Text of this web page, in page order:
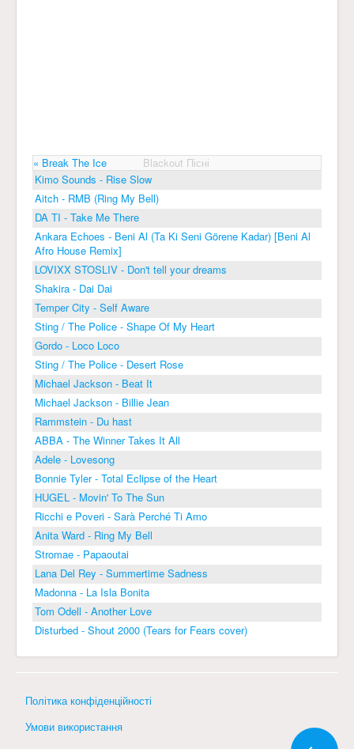
« Break The Ice
Blackout Пісні
Kimo Sounds - Rise Slow
Aitch - RMB (Ring My Bell)
DA TI - Take Me There
Ankara Echoes - Beni Al (Ta Ki Seni Görene Kadar) [Beni Al
Afro House Remix]
LOVIXX STOSLIV - Don't tell your dreams
Shakira - Dai Dai
Temper City - Self Aware
Sting / The Police - Shape Of My Heart
Gordo - Loco Loco
Sting / The Police - Desert Rose
Michael Jackson - Beat It
Michael Jackson - Billie Jean
Rammstein - Du hast
ABBA - The Winner Takes It All
Adele - Lovesong
Bonnie Tyler - Total Eclipse of the Heart
HUGEL - Movin' To The Sun
Ricchi e Poveri - Sarà Perché Ti Amo
Anita Ward - Ring My Bell
Stromae - Papaoutai
Lana Del Rey - Summertime Sadness
Madonna - La Isla Bonita
Tom Odell - Another Love
Disturbed - Shout 2000 (Tears for Fears cover)
Політика конфіденційності
Умови використання